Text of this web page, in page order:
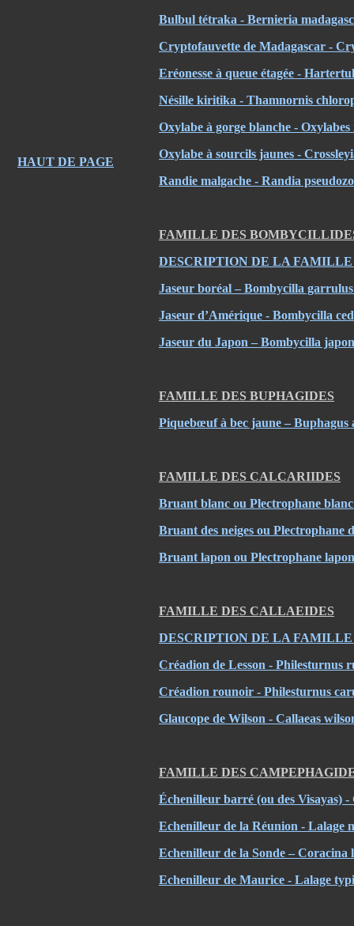
Bulbul tétraka - Bernieria
Cryptofauvette de Madagascar -
Eréonesse à queue étagée -
Nésille kiritika - Thamnornis
Oxylabe à gorge blanche -
Oxylabe à sourcils jaunes -
Randie malgache - Randia
FAMILLE DES
DESCRIPTION DE LA
Jaseur boréal – Bombycilla
Jaseur d’Amérique - Bombycilla
Jaseur du Japon – Bombycilla
FAMILLE DES BUPHAGIDES
Piquebœuf à bec jaune –
FAMILLE DES CALCARIIDES
Bruant blanc ou Plectrophane
Bruant des neiges ou Plectrophane
Bruant lapon ou Plectrophane
FAMILLE DES CALLAEIDES
DESCRIPTION DE LA
Créadion de Lesson - Philesturnus
Créadion rounoir - Philesturnus
Glaucope de Wilson - Callaeas
FAMILLE DES
Échenilleur barré (ou des Visayas)
Echenilleur de la Réunion - Lalage
Echenilleur de la Sonde –
Echenilleur de Maurice - Lalage
HAUT DE PAGE